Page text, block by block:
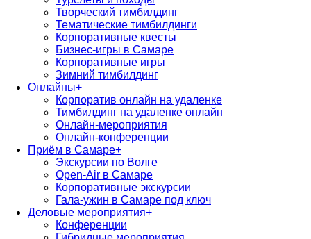
Творческий тимбилдинг
Тематические тимбилдинги
Корпоративные квесты
Бизнес-игры в Самаре
Корпоративные игры
Зимний тимбилдинг
Онлайны+
Корпоратив онлайн на удаленке
Тимбилдинг на удаленке онлайн
Онлайн-мероприятия
Онлайн-конференции
Приём в Самаре+
Экскурсии по Волге
Open-Air в Самаре
Корпоративные экскурсии
Гала-ужин в Самаре под ключ
Деловые мероприятия+
Конференции